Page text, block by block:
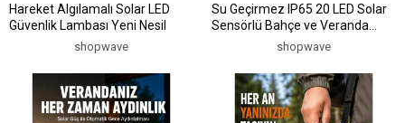
Hareket Algılamalı Solar LED
Güvenlik Lambası Yeni Nesil
shopwave
Su Geçirmez IP65 20 LED Solar
Sensörlü Bahçe ve Veranda
Aydınlatma Yeni Nesil
shopwave